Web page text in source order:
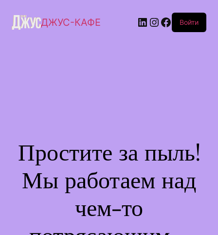
ДЖУС-КАФЕ Войти
Простите за пыль!
Мы работаем над
чем-то